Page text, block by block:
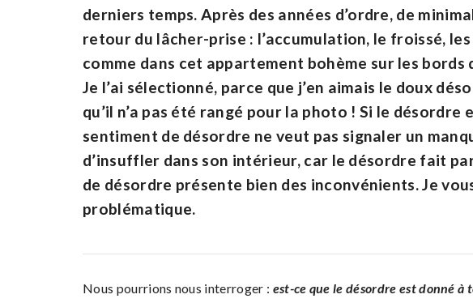
derniers temps. Après des années d’ordre, de
retour du lâcher-prise : l’accumulation, le froissé,
comme dans cet appartement bohème sur les bords
Je l’ai sélectionné, parce que j’en aimais le doux
qu’il n’a pas été rangé pour la photo ! Si le désordre
sentiment de désordre ne veut pas signaler un
d’insuffler dans son intérieur, car le désordre fait
de désordre présente bien des inconvénients. Je
problématique.
Nous pourrions nous interroger : est-ce que le désordre est donné à